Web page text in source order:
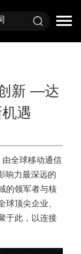
新 —达
遇
全球移动通信
响力最深远的
的领军者与核
顶尖企业、
于此，以连接